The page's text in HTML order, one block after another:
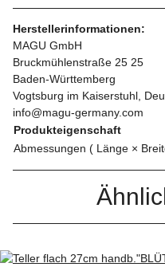
Herstellerinformationen:
MAGU GmbH
Bruckmühlenstraße 25 25
Baden-Württemberg
Vogtsburg im Kaiserstuhl,
info@magu-germany.com
Produkteigenschaft
Abmessungen ( Länge ×